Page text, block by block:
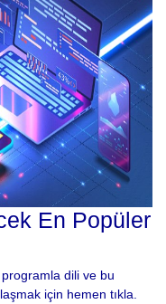
En Popüler
dili ve bu
için hemen tıkla.